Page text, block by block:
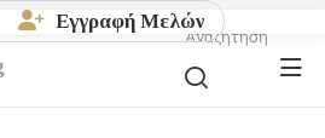
Εγγραφή Μελών
Αναζήτηση